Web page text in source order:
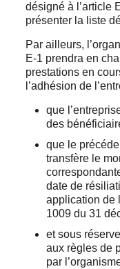
désigné à l’article
présenter la liste
Par ailleurs,
E-1 prendra en
prestations en
l’adhésion de
que
des
que le
transfère le
date de
application de
1009 du 31
et sous
aux règles de
par